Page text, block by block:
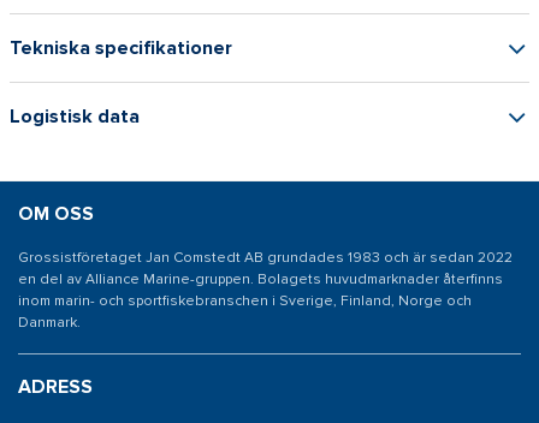
Tekniska specifikationer
Logistisk data
OM OSS
Grossistföretaget Jan Comstedt AB grundades 1983 och är sedan 2022
en del av Alliance Marine-gruppen. Bolagets huvudmarknader återfinns
inom marin- och sportfiskebranschen i Sverige, Finland, Norge och
Danmark.
ADRESS